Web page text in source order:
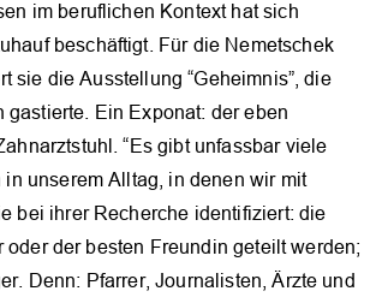
im beruflichen Kontext hat sich
beschäftigt. Für die Nemetschek
sie die Ausstellung “Geheimnis”, die
gastierte. Ein Exponat: der eben
“Es gibt unfassbar viele
in unserem Alltag, in denen wir mit
bei ihrer Recherche identifiziert: die
der besten Freundin geteilt werden;
Denn: Pfarrer, Journalisten, Ärzte und